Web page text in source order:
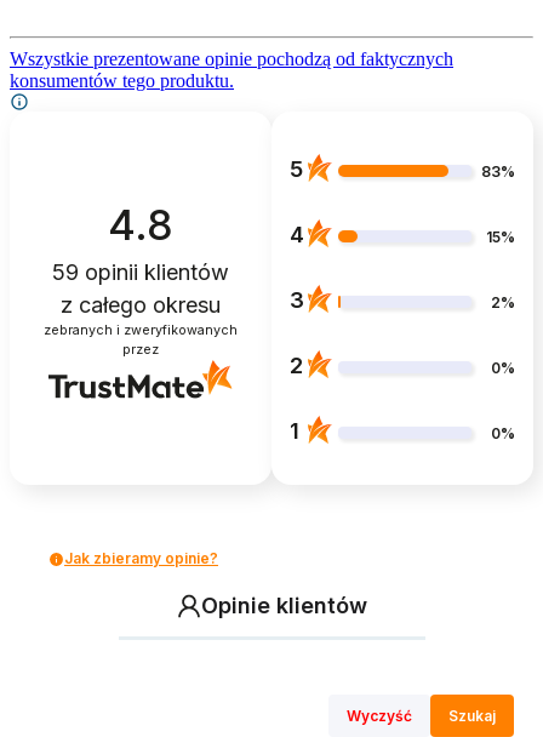
Wszystkie prezentowane opinie pochodzą od faktycznych
konsumentów tego produktu.
4.8
59 opinii klientów
z całego okresu
zebranych i zweryfikowanych
przez
5 83%
4 15%
3 2%
2 0%
1 0%
Jak zbieramy opinie?
Opinie klientów
Wyczyść Szukaj